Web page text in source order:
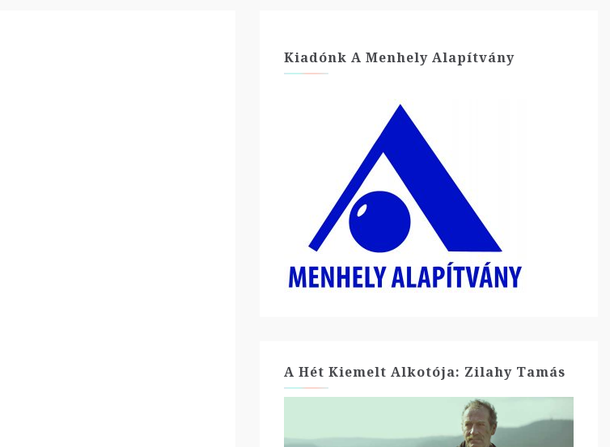
Kiadónk A Menhely Alapítvány
A Hét Kiemelt Alkotója: Zilahy Tamás